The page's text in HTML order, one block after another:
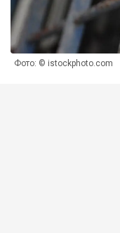
Фото: © istockphoto.com